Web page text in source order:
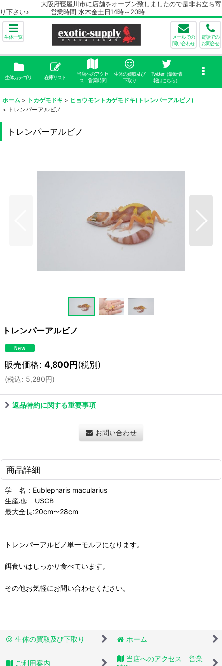
大阪府寝屋川市に店舗をオープン致しましたので是非お立ち寄
り下さい♪ 営業時間 水木金土日14時～20時
生体一覧
メールでの
問い合わせ
電話での
お問合せ
生体カテゴリ 在庫リスト
当店へのアクセ
ス 営業時間
生体の買取及び
下取り
Twitter（最新情
報はこちら）
ホーム > トカゲモドキ > ヒョウモントカゲモドキ(トレンパーアルビノ)
> トレンパーアルビノ
トレンパーアルビノ
トレンパーアルビノ
販売価格: 4,800円(税別)
(税込: 5,280円)
返品特約に関する重要事項
お問い合わせ
商品詳細
学 名：Eublepharis macularius
生産地: USCB
最大全長:20cm〜28cm
トレンパーアルビノ単一モルフになります。
餌食いはしっかり食べています。
その他お気軽にお問い合わせください。
生体の買取及び下取り ホーム
ご利用案内
当店へのアクセス 営業